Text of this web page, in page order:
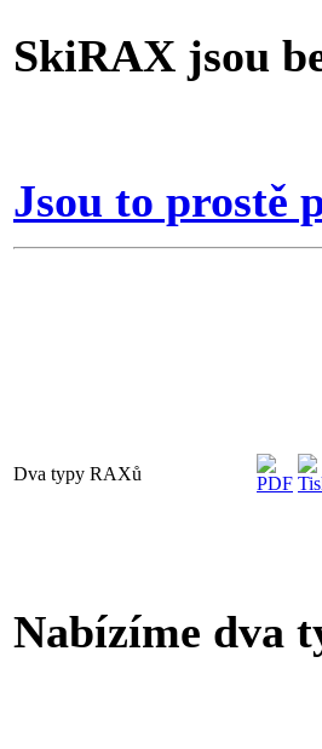
SkiRAX jsou
Jsou to prostě
Dva typy RAXů
Nabízíme dva